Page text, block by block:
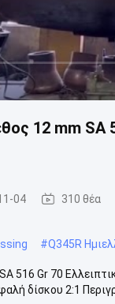
12 mm SA
04 310 θέα
#Q345R
516 Gr 70
δίσκου 2:1